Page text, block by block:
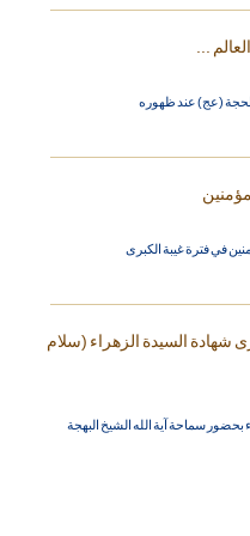
...
الحجة (عج) عند ظهوره
في فترة غيبة الكبرى
شهادة السيدة الزهراء (سلام
سماحة آية الله الشيخ البهجة